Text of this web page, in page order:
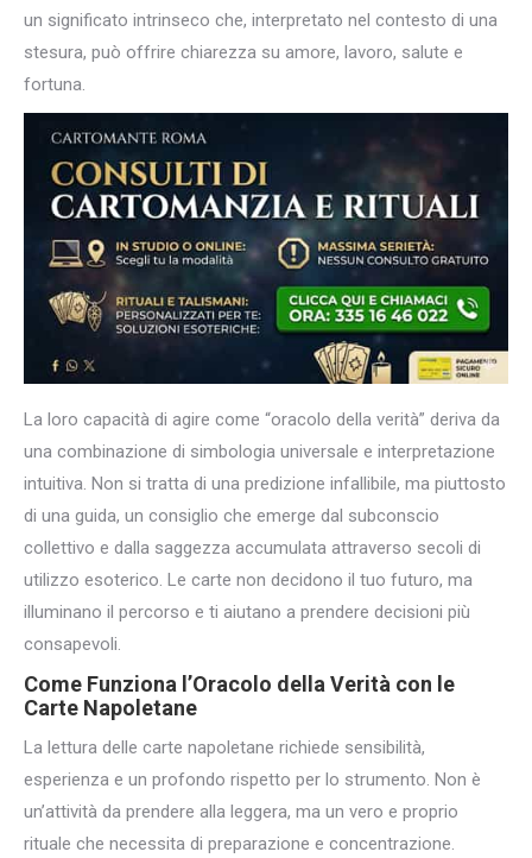
un significato intrinseco che, interpretato nel contesto di una
stesura, può offrire chiarezza su amore, lavoro, salute e
fortuna.
La loro capacità di agire come “oracolo della verità” deriva da
una combinazione di simbologia universale e interpretazione
intuitiva. Non si tratta di una predizione infallibile, ma piuttosto
di una guida, un consiglio che emerge dal subconscio
collettivo e dalla saggezza accumulata attraverso secoli di
utilizzo esoterico. Le carte non decidono il tuo futuro, ma
illuminano il percorso e ti aiutano a prendere decisioni più
consapevoli.
Come Funziona l’Oracolo della Verità con le
Carte Napoletane
La lettura delle carte napoletane richiede sensibilità,
esperienza e un profondo rispetto per lo strumento. Non è
un’attività da prendere alla leggera, ma un vero e proprio
rituale che necessita di preparazione e concentrazione.